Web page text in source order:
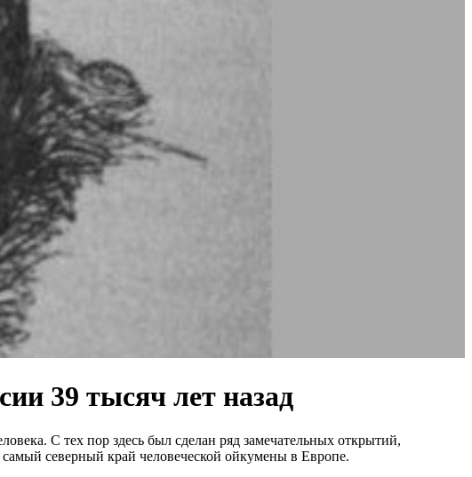
39 тысяч лет назад
С тех пор здесь был сделан ряд замечательных открытий,
северный край человеческой ойкумены в Европе.